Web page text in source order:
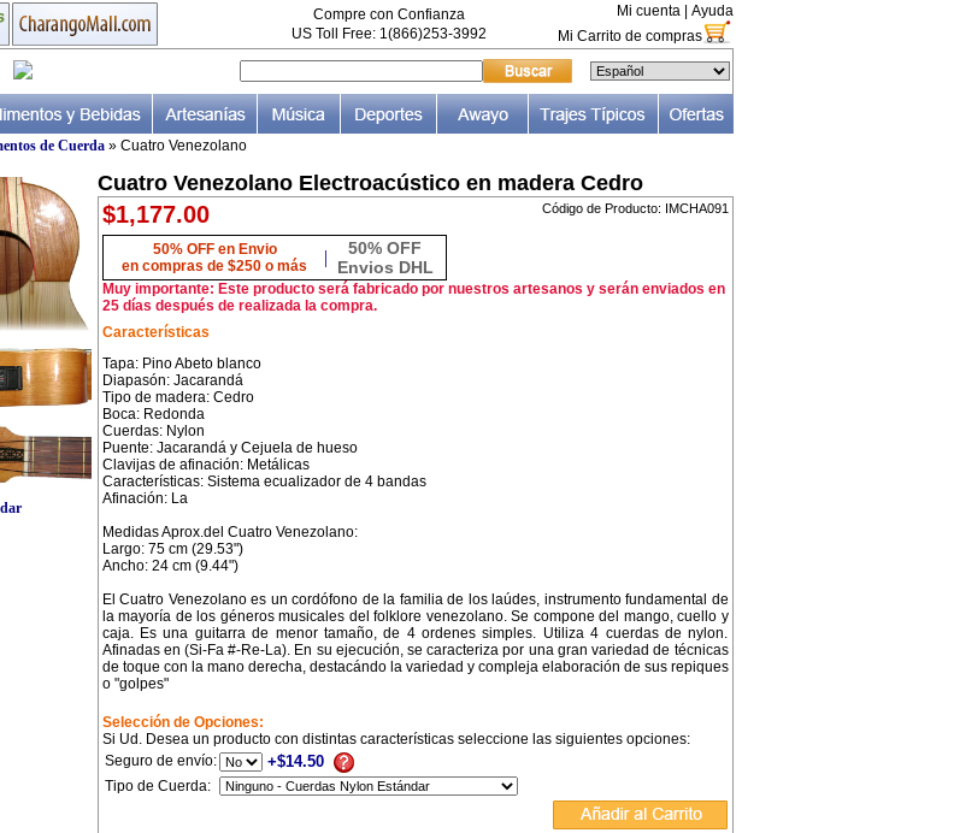
Compre con Confianza
US Toll Free: 1(866)253-3992
Mi cuenta| Ayuda
Mi Carrito de compras
de Cuerda» Cuatro Venezolano
Cuatro Venezolano Electroacústico en madera Cedro
$1,177.00 Código de Producto: IMCHA091
50% OFF en Envio
en compras de $250 o más
|
50% OFF
Envios DHL
Muy importante: Este producto será fabricado por nuestros artesanos y serán enviados en
25 días después de realizada la compra.
Características
Tapa: Pino Abeto blanco
Diapasón: Jacarandá
Tipo de madera: Cedro
Boca: Redonda
Cuerdas: Nylon
Puente: Jacarandá y Cejuela de hueso
Clavijas de afinación: Metálicas
Características: Sistema ecualizador de 4 bandas
Afinación: La
Medidas Aprox.del Cuatro Venezolano:
Largo: 75 cm (29.53")
Ancho: 24 cm (9.44")
El Cuatro Venezolano es un cordófono de la familia de los laúdes, instrumento fundamental de
la mayoría de los géneros musicales del folklore venezolano. Se compone del mango, cuello y
caja. Es una guitarra de menor tamaño, de 4 ordenes simples. Utiliza 4 cuerdas de nylon.
Afinadas en (Si-Fa #-Re-La). En su ejecución, se caracteriza por una gran variedad de técnicas
de toque con la mano derecha, destacándo la variedad y compleja elaboración de sus repiques
o "golpes"
Selección de Opciones:
Si Ud. Desea un producto con distintas características seleccione las siguientes opciones:
Seguro de envío:
+$14.50
Tipo de Cuerda: